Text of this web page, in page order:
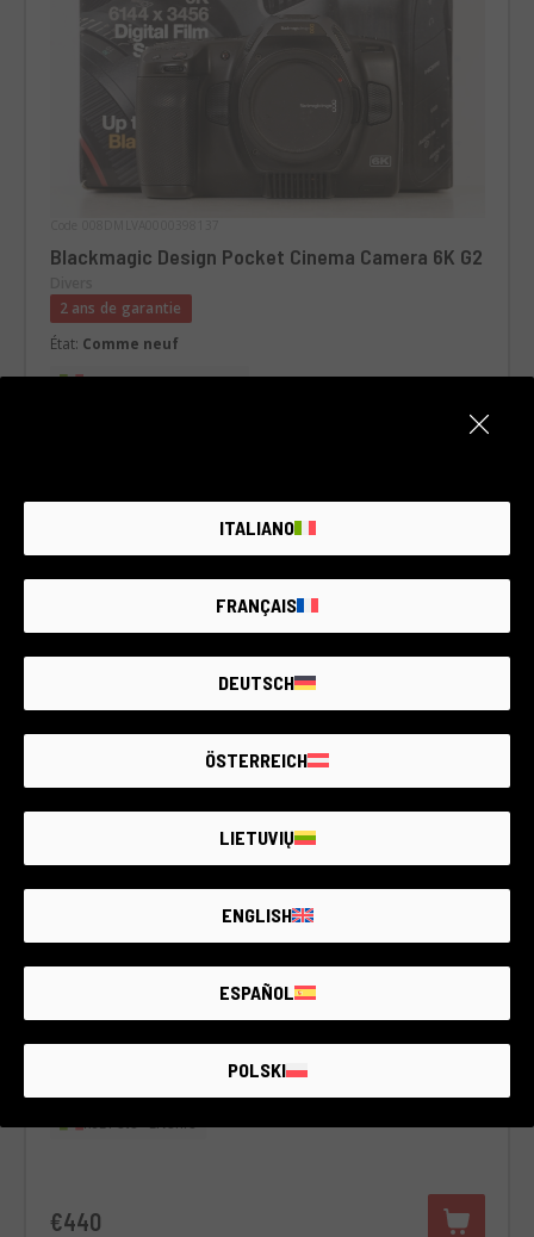
Blackmagic Design Pocket Cinema Camera 6K G2
2 ans de garantie
État: Comme neuf
RCE Foto - Milano Lainate
€1.590
Code 017DMLAL0000393486
Samsung nx10 + 18/55 + 50/200 KIT
Quelques légers signes d'usure dûs à une utilisation
€440
ITALIANO
FRANÇAIS
DEUTSCH
ÖSTERREICH
LIETUVIŲ
ENGLISH
ESPAÑOL
POLSKI